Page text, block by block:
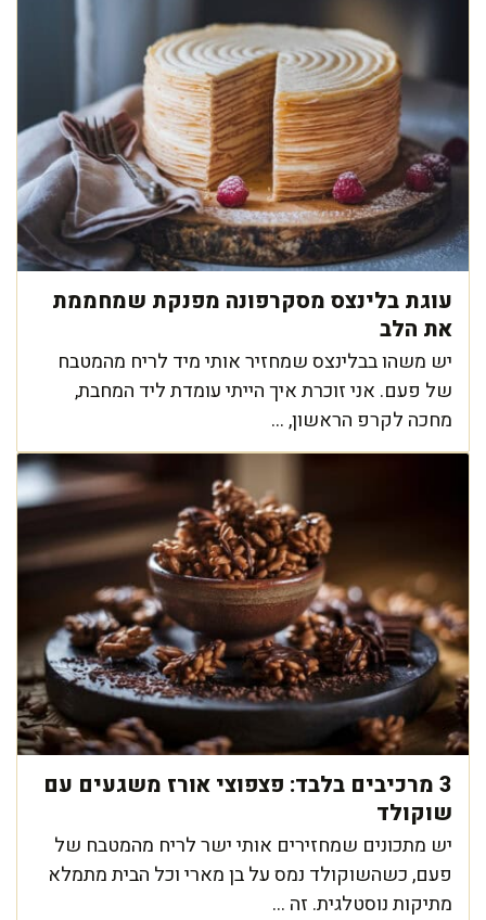
עוגת בלינצס מסקרפונה מפנקת שמחממת
את הלב
יש משהו בבלינצס שמחזיר אותי מיד לריח מהמטבח
של פעם. אני זוכרת איך הייתי עומדת ליד המחבת,
מחכה לקרפ הראשון, ...
3 מרכיבים בלבד: פצפוצי אורז משגעים עם
שוקולד
יש מתכונים שמחזירים אותי ישר לריח מהמטבח של
פעם, כשהשוקולד נמס על בן מארי וכל הבית מתמלא
מתיקות נוסטלגית. זה ...